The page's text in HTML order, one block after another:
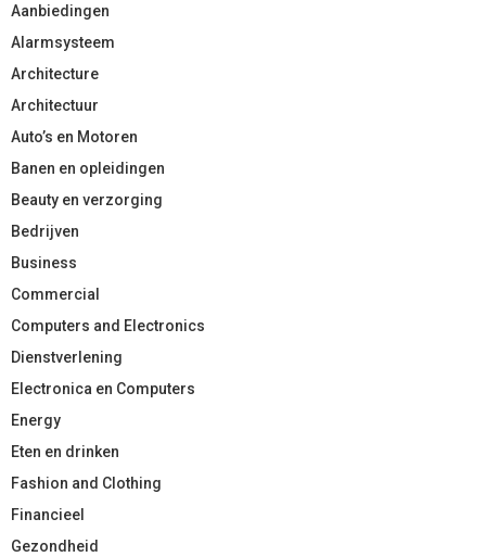
Aanbiedingen
Alarmsysteem
Architecture
Architectuur
Auto’s en Motoren
Banen en opleidingen
Beauty en verzorging
Bedrijven
Business
Commercial
Computers and Electronics
Dienstverlening
Electronica en Computers
Energy
Eten en drinken
Fashion and Clothing
Financieel
Gezondheid